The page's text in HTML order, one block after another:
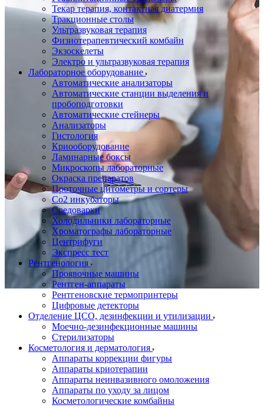
Текар терапия, контактная диатермия
Тракционные столы
Ультразвуковая терапия
Физиотерапевтический комбайн
Экзоскелеты
Электро и ультразвуковая терапия
Лабораторное оборудование
Автоматические анализаторы
Автоматические станции выделения и
пробоподготовки
Автоматические стейнеры
Анализаторы
Гистология
Криооборудование
Ламинарные боксы
Микроскопы лабораторные
Окраска препаратов
Проточные цитометры и сортеры
Со2 инкубаторы
Средоварки
Холодильники лабораторные
Хроматографы лабораторные
Центрифуги
Экспресс тест
Рентгенология
Проявочные машины
Рентген-аппараты
Рентгеновские термопринтеры
Цифровые детекторы
Отделение ЦСО, дезинфекции и утилизации
Моечно-дезинфекционные машины
Стерилизаторы
Косметология и дерматология
Аппараты коррекции фигуры
Аппараты криотерапии
Аппараты неинвазивного омоложения
Аппараты по уходу за лицом
Косметологические комбайны